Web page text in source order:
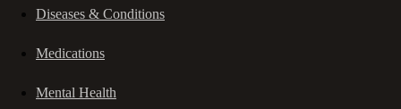
Diseases & Conditions
Medications
Mental Health